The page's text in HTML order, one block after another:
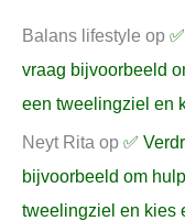
Balans lifestyle op
vraag bijvoorbeeld
een tweelingziel en
Neyt Rita op ✅
bijvoorbeeld om
tweelingziel en kies